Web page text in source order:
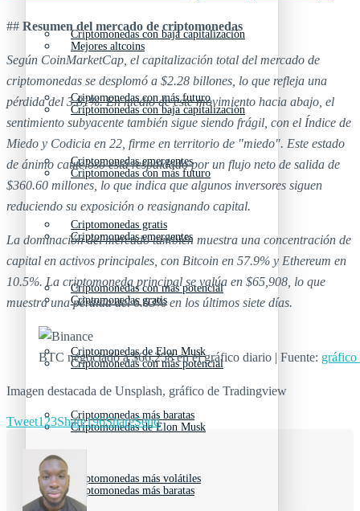
Criptomonedas con baja capitalización
Criptomonedas con más futuro
Criptomonedas emergentes
Criptomonedas gratis
Criptomonedas con más potencial
Criptomonedas de Elon Musk
Criptomonedas más baratas
Criptomonedas más volátiles
Mejores altcoins
Criptomonedas con baja capitalización
Criptomonedas con más futuro
Criptomonedas emergentes
Criptomonedas gratis
Criptomonedas con más potencial
Criptomonedas de Elon Musk
Criptomonedas más baratas
## Resumen del mercado de criptomonedas
Según CoinMarketCap, el capitalización total del mercado de
criptomonedas se desplomó a $2.28 billones, lo que refleja una
pérdida del 3.81%. En medio de este movimiento hacia abajo, el
sentimiento subyacente también sigue siendo frágil, con el Índice de
Miedo y Codicia en 22, firme en territorio de "miedo". Este estado
de ánimo cauteloso está respaldado por un flujo neto de salida de
$360.60 millones, lo que indica que algunos inversores siguen
reduciendo su exposición o reasignando capital.
La dominación del mercado también muestra una concentración de
capital en activos principales, con Bitcoin en 57.9% y Ethereum en
10.5%. La criptomoneda principal se valúa en $65,908, lo que
muestra una pérdida del 6.63% en los últimos siete días.
BTC negociado a $66,258 en el gráfico diario | Fuente:
Imagen destacada de Unsplash, gráfico de Tradingview
Tweet123Share196ShareSend